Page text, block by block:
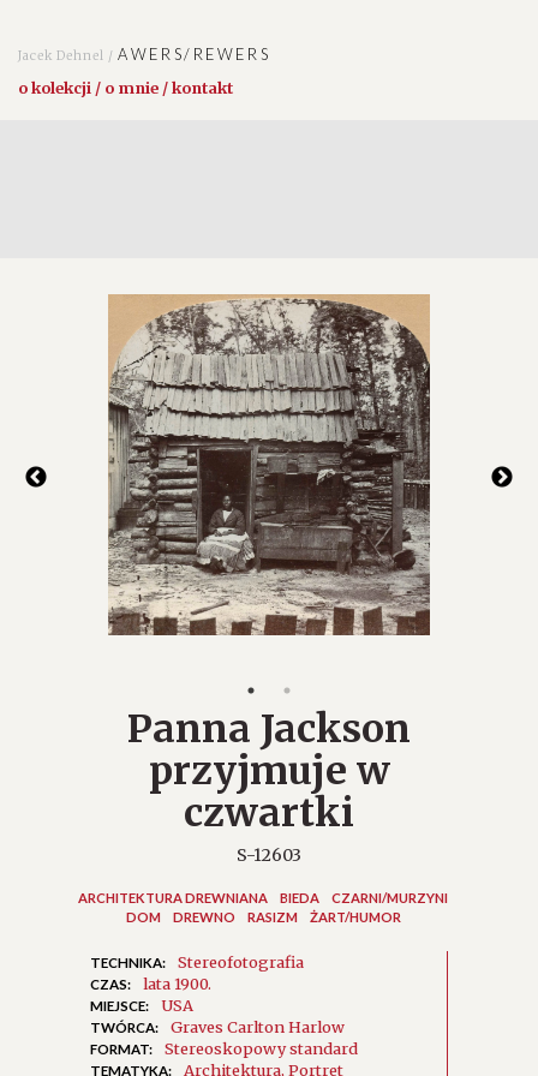
Jacek Dehnel /AWERS/REWERS
o kolekcji / o mnie / kontakt
Panna Jackson
przyjmuje w
czwartki
S-12603
ARCHITEKTURA DREWNIANA BIEDA
CZARNI/MURZYNI
DOM
DREWNO RASIZM ŻART/HUMOR
TECHNIKA: Stereofotografia
CZAS: lata 1900.
MIEJSCE: USA
TWÓRCA: Graves Carlton Harlow
FORMAT: Stereoskopowy standard
TEMATYKA: Architektura Portret